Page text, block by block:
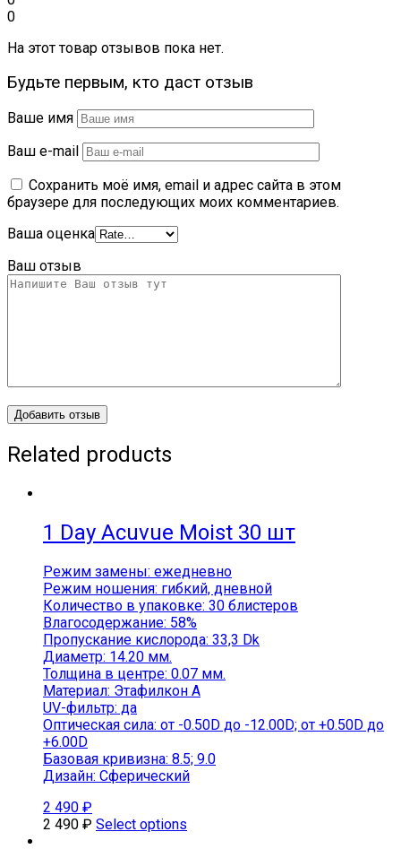
0
На этот товар отзывов пока нет.
Будьте первым, кто даст отзыв
Ваше имя
Ваш e-mail
Сохранить моё имя, email и адрес сайта в этом
браузере для последующих моих комментариев.
Ваша оценка
Ваш отзыв
Related products
1 Day Acuvue Moist 30 шт
Режим замены: ежедневно
Режим ношения: гибкий, дневной
Количество в упаковке: 30 блистеров
Влагосодержание: 58%
Пропускание кислорода: 33,3 Dk
Диаметр: 14.20 мм.
Толщина в центре: 0.07 мм.
Материал: Этафилкон А
UV-фильтр: да
Оптическая сила: от -0.50D до -12.00D; от +0.50D до
+6.00D
Базовая кривизна: 8.5; 9.0
Дизайн: Сферический
2 490 ₽
2 490 ₽ Select options